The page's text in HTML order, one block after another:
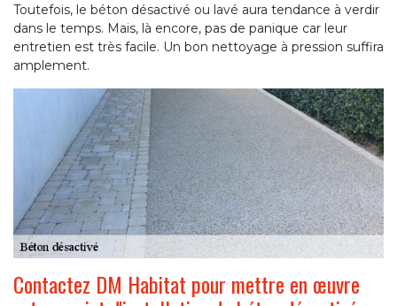
Toutefois, le béton désactivé ou lavé aura tendance à verdir
dans le temps. Mais, là encore, pas de panique car leur
entretien est très facile. Un bon nettoyage à pression suffira
amplement.
Contactez DM Habitat pour mettre en œuvre